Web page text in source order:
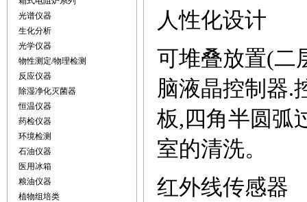
光谱仪器
生化分析
光学仪器
物性测定/物理检测
反应仪器
除湿净化灭菌器
恒温仪器
药检仪器
环境检测
石油仪器
医用冰箱
粮油仪器
植物组培类
人性化设计
可堆叠放置(二
脑液晶控制器.
板,四角半圆弧
室的清洗。
红外线传感器